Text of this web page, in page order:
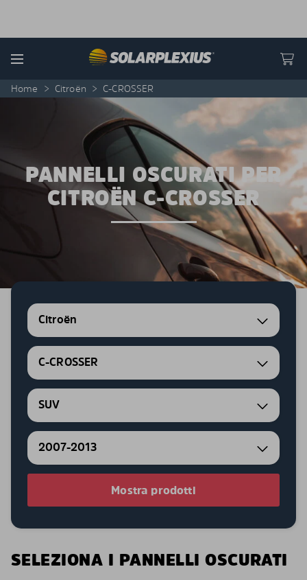
Menu
Home > Citroën > C-CROSSER
PANNELLI OSCURATI PER
CITROËN C-CROSSER
Citroën
C-CROSSER
SUV
2007-2013
Mostra prodotti
SELEZIONA I PANNELLI OSCURATI